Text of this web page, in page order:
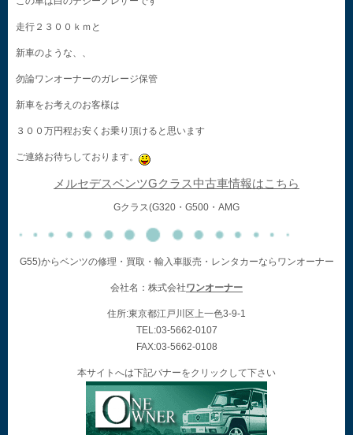
走行２３００ｋｍと
新車のような、、
勿論ワンオーナーのガレージ保管
新車をお考えのお客様は
３００万円程お安くお乗り頂けると思います
ご連絡お待ちしております。
メルセデスベンツGクラス中古車情報はこちら
Gクラス(G320・G500・AMG
G55)からベンツの修理・買取・輸入車販売・レンタカーならワンオーナー
会社名：株式会社ワンオーナー
住所:東京都江戸川区上一色3-9-1
TEL:03-5662-0107
FAX:03-5662-0108
本サイトへは下記バナーをクリックして下さい